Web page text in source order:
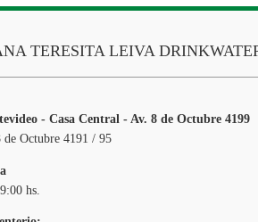
TERESITA LEIVA
- Casa Central - Av. 8 de Octubre 4199
de Octubre 4191 / 95
hs.